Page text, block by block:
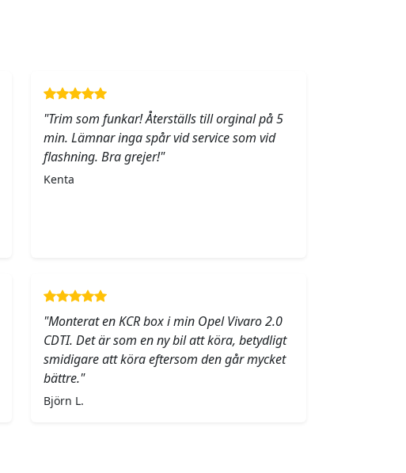
"Trim som funkar! Återställs till orginal på 5
min. Lämnar inga spår vid service som vid
flashning. Bra grejer!"
Kenta
"Monterat en KCR box i min Opel Vivaro 2.0
CDTI. Det är som en ny bil att köra, betydligt
smidigare att köra eftersom den går mycket
bättre."
Björn L.